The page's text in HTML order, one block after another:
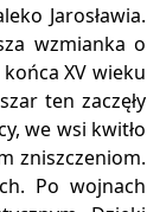
Jarosławia.
wzmianka o
XV wieku
ten zaczęły
we wsi kwitło
zniszczeniom.
Po wojnach